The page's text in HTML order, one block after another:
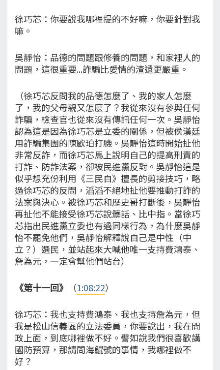
徐巧芯：你要說我哪裡提的不好嘛，你要針對我
嘛。
吳靜怡：品德的問題跟修養的問題，和家裡人的
問題，這很重要...詐騙比愛情的渣還更嚴重。
（徐巧芯反問我的品德怎麼了、我的家人怎麼
了，我的父母親又怎麼了？我從來沒有參與任何
詐騙，檢查官也從來沒有傳訊任何一次。吳靜怡
認為這是因為徐巧芯是立委的關係，但被侯漢廷
用詐騙集團的陳歐珀打臉。吳靜怡這時開始扯他
非常反詐，而徐巧芯馬上說明自己的提高刑責的
打詐、防詐法案，卻被民進黨反對。吳靜怡這是
似乎想充份利用《三民自》擅長的剪接技巧，略
過徐巧芯的反問，滔滔不絕地扯他要推動打詐的
法案與決心。被徐巧芯和歷史哥打斷後，吳靜怡
再扯他不能接受徐巧芯說髒話、比中指。當徐巧
芯指出民進黨立委也有過同樣行為，為什麼吳靜
怡不罷免他們，吳靜怡解釋說自己是中性（中
立？）選民，並站起來大喊他唯一支持費鴻泰、
詹為元，一定會幫他們站台）
《第十一回》 （1:08:22）
徐巧芯：我也支持費鴻泰、我也支持詹為元，但
我是松山信義區的立法委員，你要說出，我在問
政上面，到底哪裡做不好。譬如說我們很喜歡講
國防預算，那請問海鯤號的事情，我哪裡做不
好？